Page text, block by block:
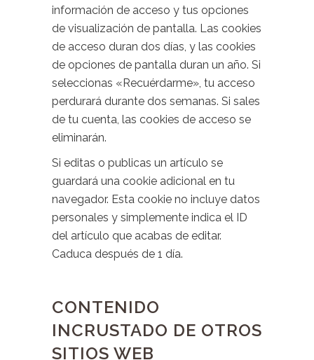
información de acceso y tus opciones
de visualización de pantalla. Las cookies
de acceso duran dos días, y las cookies
de opciones de pantalla duran un año. Si
seleccionas «Recuérdarme», tu acceso
perdurará durante dos semanas. Si sales
de tu cuenta, las cookies de acceso se
eliminarán.
Si editas o publicas un artículo se
guardará una cookie adicional en tu
navegador. Esta cookie no incluye datos
personales y simplemente indica el ID
del artículo que acabas de editar.
Caduca después de 1 día.
CONTENIDO
INCRUSTADO DE OTROS
SITIOS WEB